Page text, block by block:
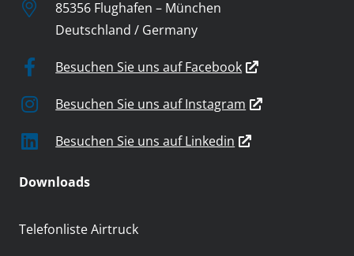
85356 Flughafen – München
Deutschland / Germany
Besuchen Sie uns auf Facebook
Besuchen Sie uns auf Instagram
Besuchen Sie uns auf Linkedin
Downloads
Telefonliste Airtruck